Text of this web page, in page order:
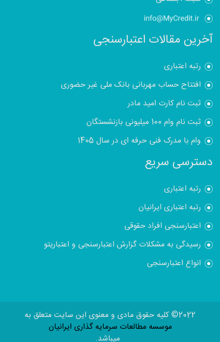
آخرین مقالات اعتبارسنجی
رتبه اعتباری
افتتاح حساب مهربانی بانک ملی غیر حضوری
ثبت نام کارت امید مادر
ثبت نام وام 100 میلیونی بازنشستگان
وام با مدرک فنی حرفه ای در سال 1405
دسترسی سریع
رتبه اعتباری
رتبه اعتباری ایرانیان
اعتبارسنجی افراد حقوقی
رسیدگی به مشکلات گزارش اعتبارسنجی و اعتباریتو
انواع اعتبارسنجی
2022© کلیه حقوق مادی و معنوی این سایت متعلق به
موسسه مطالعات سرمایه گذاری ایرانیان
میباشد.